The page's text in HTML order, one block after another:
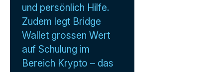
und persönlich Hilfe.
Zudem legt Bridge
Wallet grossen Wert
auf Schulung im
Bereich Krypto – das